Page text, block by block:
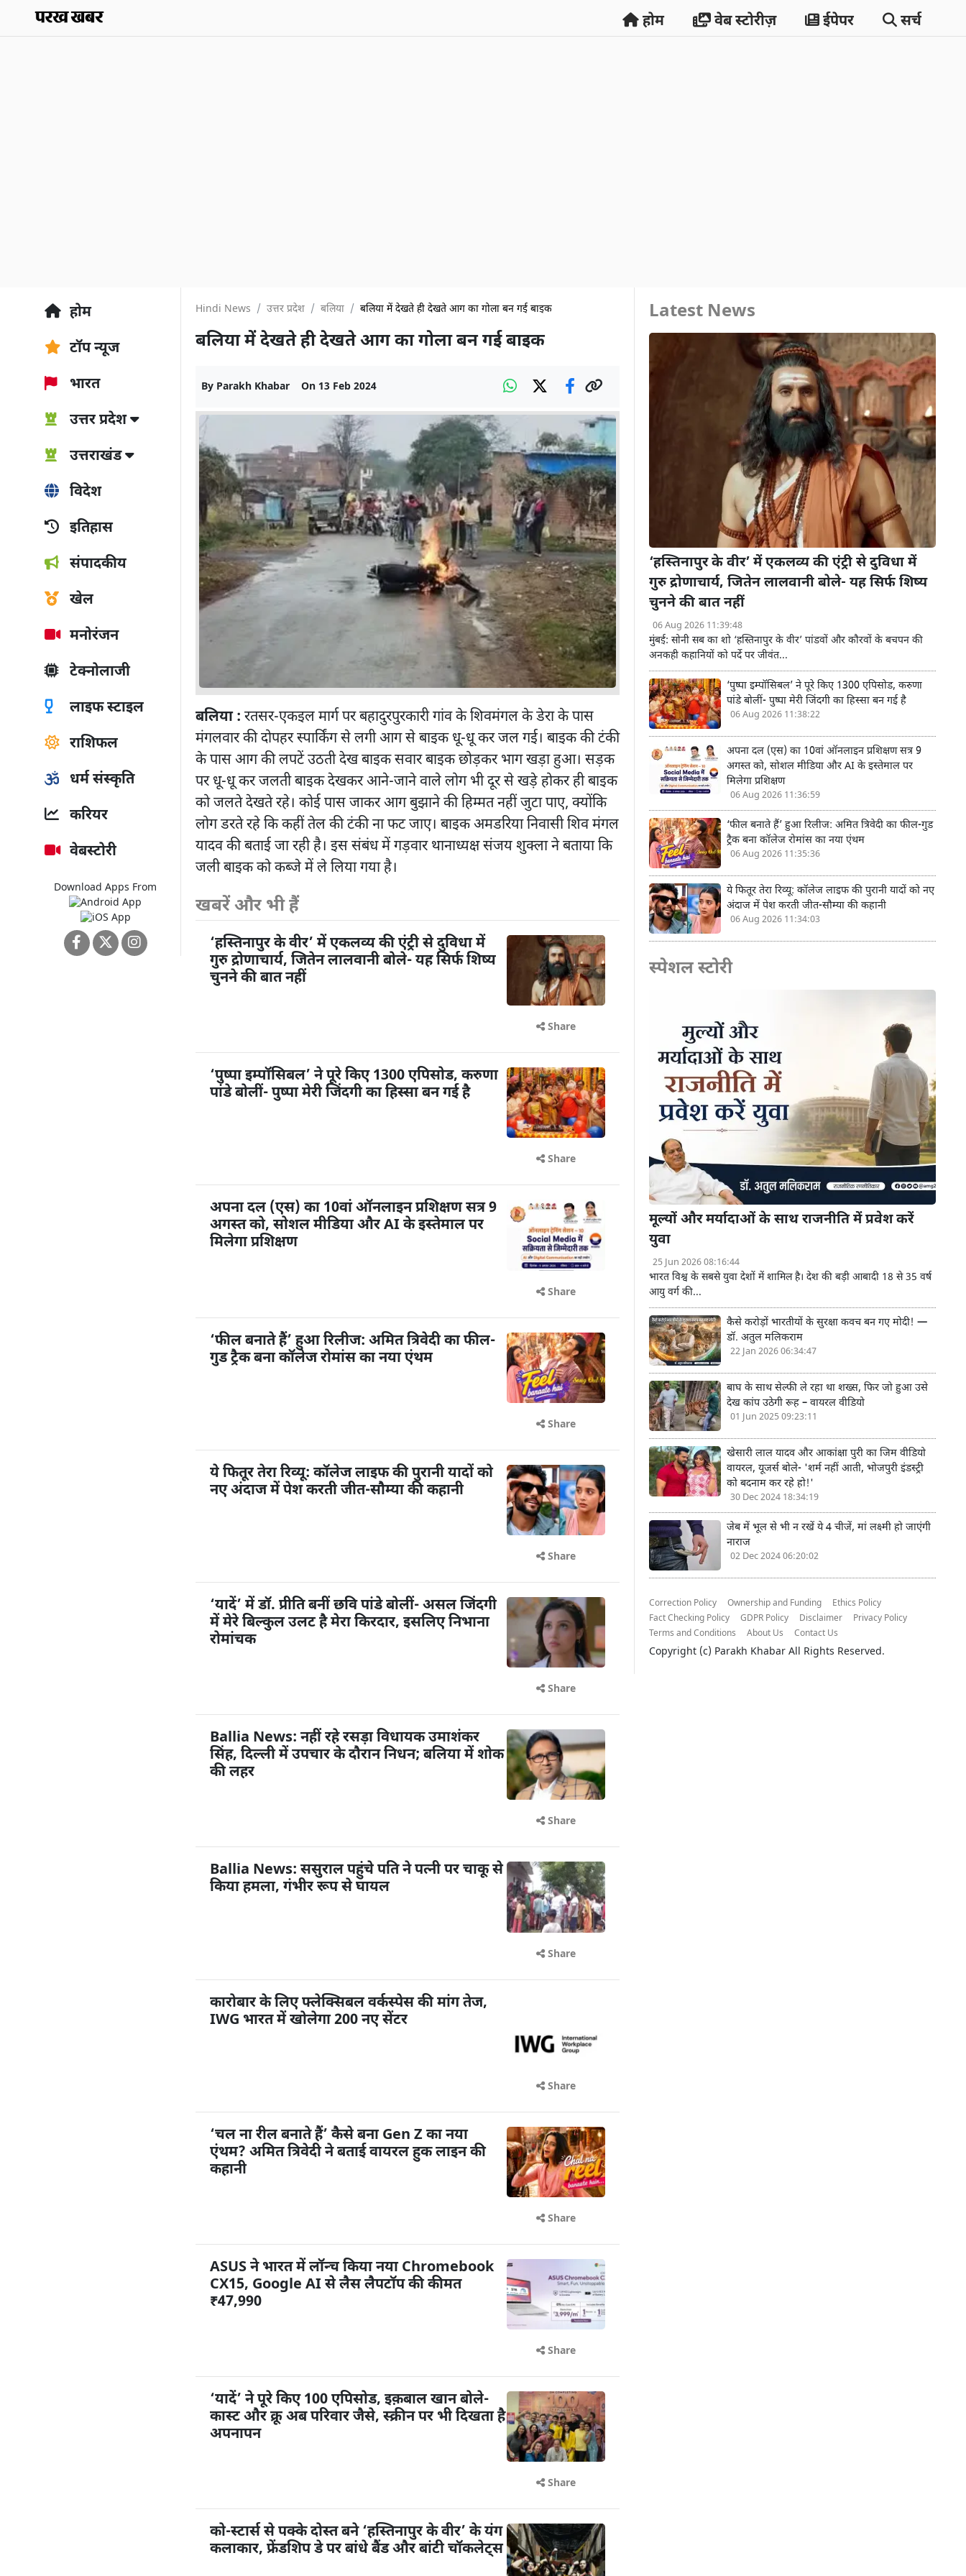
होम वेब स्टोरीज़ ईपेपर सर्च
होम
टॉप न्यूज
भारत
उत्तर प्रदेश
उत्तराखंड
विदेश
इतिहास
संपादकीय
खेल
मनोरंजन
टेक्नोलाजी
लाइफ स्टाइल
राशिफल
धर्म संस्कृति
करियर
वेबस्टोरी
Download Apps From
Hindi News उत्तर प्रदेश बलिया बलिया में देखते ही देखते आग का गोला बन गई बाइक
बलिया में देखते ही देखते आग का गोला बन गई बाइक
By Parakh Khabar On 13 Feb 2024
बलिया : रतसर-एकइल मार्ग पर बहादुरपुरकारी गांव के शिवमंगल के डेरा के पास
मंगलवार की दोपहर स्पार्किंग से लगी आग से बाइक धू-धू कर जल गई। बाइक की टंकी
के पास आग की लपटें उठती देख बाइक सवार बाइक छोड़कर भाग खड़ा हुआ। सड़क
पर धू-धू कर जलती बाइक देखकर आने-जाने वाले लोग भी दूर से खड़े होकर ही बाइक
को जलते देखते रहे। कोई पास जाकर आग बुझाने की हिम्मत नहीं जुटा पाए, क्योंकि
लोग डरते रहे कि कहीं तेल की टंकी ना फट जाए। बाइक अमडरिया निवासी शिव मंगल
यादव की बताई जा रही है। इस संबंध में गड़वार थानाध्यक्ष संजय शुक्ला ने बताया कि
जली बाइक को कब्जे में ले लिया गया है।
खबरें और भी हैं
‘हस्तिनापुर के वीर’ में एकलव्य की एंट्री से दुविधा में
गुरु द्रोणाचार्य, जितेन लालवानी बोले- यह सिर्फ शिष्य
चुनने की बात नहीं
Share
‘पुष्पा इम्पॉसिबल’ ने पूरे किए 1300 एपिसोड, करुणा
पांडे बोलीं- पुष्पा मेरी जिंदगी का हिस्सा बन गई है
Share
अपना दल (एस) का 10वां ऑनलाइन प्रशिक्षण सत्र 9
अगस्त को, सोशल मीडिया और AI के इस्तेमाल पर
मिलेगा प्रशिक्षण
Share
‘फील बनाते हैं’ हुआ रिलीज: अमित त्रिवेदी का फील-
गुड ट्रैक बना कॉलेज रोमांस का नया एंथम
Share
ये फितूर तेरा रिव्यू: कॉलेज लाइफ की पुरानी यादों को
नए अंदाज में पेश करती जीत-सौम्या की कहानी
Share
‘यादें’ में डॉ. प्रीति बनीं छवि पांडे बोलीं- असल जिंदगी
में मेरे बिल्कुल उलट है मेरा किरदार, इसलिए निभाना
रोमांचक
Share
Ballia News: नहीं रहे रसड़ा विधायक उमाशंकर
सिंह, दिल्ली में उपचार के दौरान निधन; बलिया में शोक
की लहर
Share
Ballia News: ससुराल पहुंचे पति ने पत्नी पर चाकू से
किया हमला, गंभीर रूप से घायल
Share
कारोबार के लिए फ्लेक्सिबल वर्कस्पेस की मांग तेज,
IWG भारत में खोलेगा 200 नए सेंटर
Share
‘चल ना रील बनाते हैं’ कैसे बना Gen Z का नया
एंथम? अमित त्रिवेदी ने बताई वायरल हुक लाइन की
कहानी
Share
ASUS ने भारत में लॉन्च किया नया Chromebook
CX15, Google AI से लैस लैपटॉप की कीमत
₹47,990
Share
‘यादें’ ने पूरे किए 100 एपिसोड, इक़बाल खान बोले-
कास्ट और क्रू अब परिवार जैसे, स्क्रीन पर भी दिखता है
अपनापन
Share
को-स्टार्स से पक्के दोस्त बने ‘हस्तिनापुर के वीर’ के यंग
कलाकार, फ्रेंडशिप डे पर बांधे बैंड और बांटी चॉकलेट्स
Latest News
‘हस्तिनापुर के वीर’ में एकलव्य की एंट्री से दुविधा में
गुरु द्रोणाचार्य, जितेन लालवानी बोले- यह सिर्फ शिष्य
चुनने की बात नहीं
06 Aug 2026 11:39:48
मुंबई: सोनी सब का शो ‘हस्तिनापुर के वीर’ पांडवों और कौरवों के बचपन की
अनकही कहानियों को पर्दे पर जीवंत...
‘पुष्पा इम्पॉसिबल’ ने पूरे किए 1300 एपिसोड, करुणा
पांडे बोलीं- पुष्पा मेरी जिंदगी का हिस्सा बन गई है
06 Aug 2026 11:38:22
अपना दल (एस) का 10वां ऑनलाइन प्रशिक्षण सत्र 9
अगस्त को, सोशल मीडिया और AI के इस्तेमाल पर
मिलेगा प्रशिक्षण
06 Aug 2026 11:36:59
‘फील बनाते हैं’ हुआ रिलीज: अमित त्रिवेदी का फील-गुड
ट्रैक बना कॉलेज रोमांस का नया एंथम
06 Aug 2026 11:35:36
ये फितूर तेरा रिव्यू: कॉलेज लाइफ की पुरानी यादों को नए
अंदाज में पेश करती जीत-सौम्या की कहानी
06 Aug 2026 11:34:03
स्पेशल स्टोरी
मूल्यों और मर्यादाओं के साथ राजनीति में प्रवेश करें
युवा
25 Jun 2026 08:16:44
भारत विश्व के सबसे युवा देशों में शामिल है। देश की बड़ी आबादी 18 से 35 वर्ष
आयु वर्ग की...
कैसे करोड़ों भारतीयों के सुरक्षा कवच बन गए मोदी! —
डॉ. अतुल मलिकराम
22 Jan 2026 06:34:47
बाघ के साथ सेल्फी ले रहा था शख्स, फिर जो हुआ उसे
देख कांप उठेगी रूह – वायरल वीडियो
01 Jun 2025 09:23:11
खेसारी लाल यादव और आकांक्षा पुरी का जिम वीडियो
वायरल, यूजर्स बोले- 'शर्म नहीं आती, भोजपुरी इंडस्ट्री
को बदनाम कर रहे हो!'
30 Dec 2024 18:34:19
जेब में भूल से भी न रखें ये 4 चीजें, मां लक्ष्मी हो जाएंगी
नाराज
02 Dec 2024 06:20:02
Correction Policy Ownership and Funding
Ethics Policy
Fact Checking Policy
GDPR Policy Disclaimer
Privacy Policy
Terms and Conditions
About Us Contact Us
Copyright (c) Parakh Khabar All Rights Reserved.